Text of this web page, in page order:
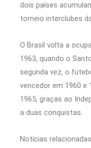
dois países
torneio interclubes
O Brasil volta a
1963, quando o
segunda vez, o
vencedor em 1960 e
1965, graças ao
a duas conquistas.
Notícias